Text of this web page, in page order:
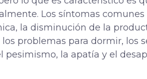
Los síntomas
la disminución de la
problemas para dormir, los
la apatía y el